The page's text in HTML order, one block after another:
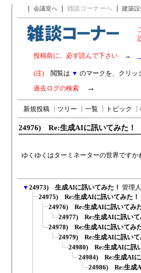
｜ 会議室へ ｜ 雑談コーナーへ ｜ 建築
投稿前に、必ず読んで下さい →
(注) 閲覧は ▼ のマークを、クリッ
過去ログの検索 →
新規投稿 ツリー 一覧 トピック
24976) Re:生成AIに訊いてみた！
ゆくゆくはターミネーターの世界ですか
▼ 24973) 生成AIに訊いてみた！ 管理
24975) Re:生成AIに訊いてみた！
24976) Re:生成AIに訊いてみ
24977) Re:生成AIに訊いて
24978) Re:生成AIに訊いてみ
24979) Re:生成AIに訊いて
24980) Re:生成AIに訊
24984) Re:生成AIに
24986) Re:生成